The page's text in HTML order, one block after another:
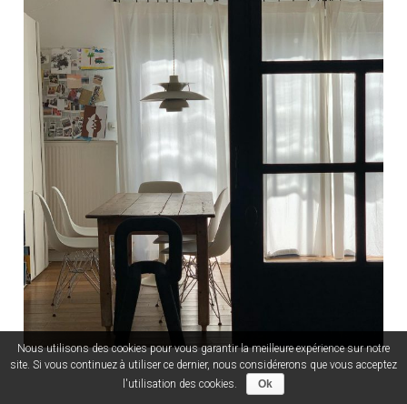
Nous utilisons des cookies pour vous garantir la meilleure expérience sur notre
site. Si vous continuez à utiliser ce dernier, nous considérerons que vous acceptez
l'utilisation des cookies.
Ok